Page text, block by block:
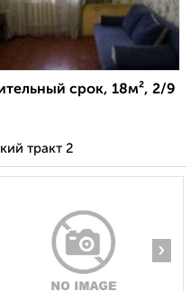
срок, 18м², 2/9
тракт 2
›